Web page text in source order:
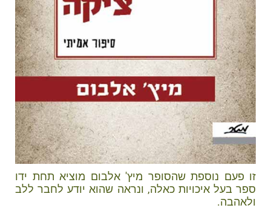
זו פעם נוספת שהסופר מיץ' אלבום מוציא תחת ידו
ספר בעל איכויות כאלה, ונראה שהוא יודע לחבר ללב
ולאהבה.